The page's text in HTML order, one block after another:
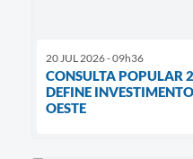
20 JUL 2026 - 09h36
CONSULTA POPULAR
DEFINE
OESTE